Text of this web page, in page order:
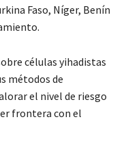
Faso, Níger, Benín
células yihadistas
métodos de
el nivel de riesgo
frontera con el